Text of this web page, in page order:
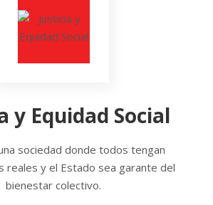
y Equidad Social
sociedad donde todos tengan
reales y el Estado sea garante del
bienestar colectivo.